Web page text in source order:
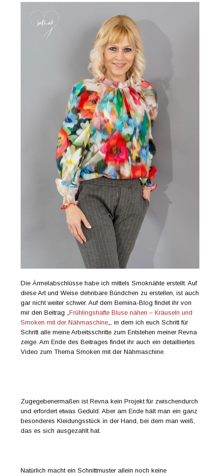
Die Ärmelabschlüsse habe ich mittels Smoknähte erstellt. Auf
diese Art und Weise dehnbare Bündchen zu erstellen, ist auch
gar nicht weiter schwer. Auf dem Bernina-Blog findet ihr von
mir den Beitrag „Frühlingshafte Bluse nähen – Kräuseln und
Smoken mit der Nähmaschine„, in dem ich euch Schritt für
Schritt alle meine Arbeitsschritte zum Entstehen meiner Revna
zeige. Am Ende des Beitrages findet ihr auch ein detailliertes
Video zum Thema Smoken mit der Nähmaschine.
Zugegebenermaßen ist Revna kein Projekt für zwischendurch
und erfordert etwas Geduld. Aber am Ende hält man ein ganz
besonderes Kleidungsstück in der Hand, bei dem man weiß,
das es sich ausgezahlt hat.
Natürlich macht ein Schnittmuster allein noch keine